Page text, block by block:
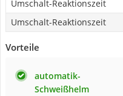
Umschalt-Reaktionszeit
Umschalt-Reaktionszeit
Vorteile
automatik-
Schweißhelm